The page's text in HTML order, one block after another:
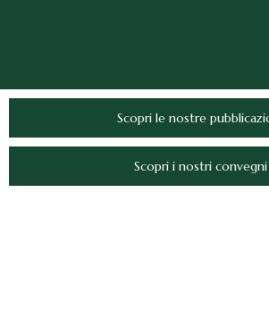
Scopri le nostre
Scopri i nostri convegni